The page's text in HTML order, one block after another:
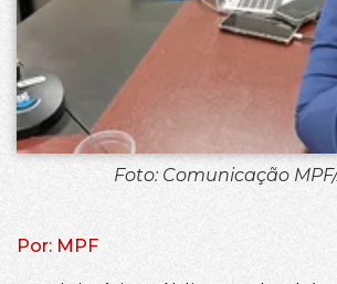
Foto: Comunicação
Por: MPF